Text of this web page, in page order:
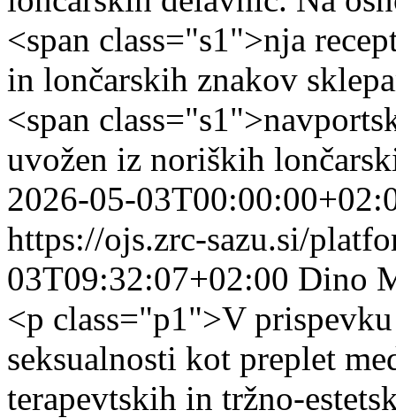
<span class="s1">nja
in lončarskih znakov
<span
uvožen iz noriških
2026-05-
https://ojs.zrc-sazu.si/
03T09:32:07+02:00 Dino
<p class="p1">V
seksualnosti kot preplet
terapevtskih in tržno-